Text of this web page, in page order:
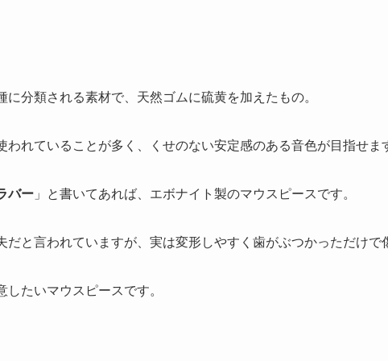
分類される素材で、天然ゴムに硫黄を加えたもの。
われていることが多く、くせのない安定感のある音色が目指せま
バー 」と書いてあれば、エボナイト製のマウスピースです。
だと言われていますが、実は変形しやすく歯がぶつかっただけで
たいマウスピースです。